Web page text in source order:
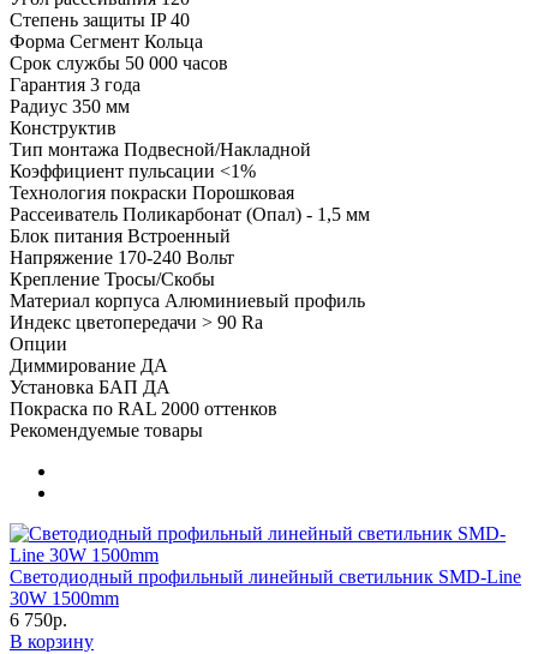
Степень защиты IP 40
Форма Сегмент Кольца
Срок службы 50 000 часов
Гарантия 3 года
Радиус 350 мм
Конструктив
Тип монтажа Подвесной/Накладной
Коэффициент пульсации <1%
Технология покраски Порошковая
Рассеиватель Поликарбонат (Опал) - 1,5 мм
Блок питания Встроенный
Напряжение 170-240 Вольт
Крепление Тросы/Скобы
Материал корпуса Алюминиевый профиль
Индекс цветопередачи > 90 Ra
Опции
Диммирование ДА
Установка БАП ДА
Покраска по RAL 2000 оттенков
Рекомендуемые товары
Светодиодный профильный линейный светильник SMD-Line
30W 1500mm
6 750р.
В корзину